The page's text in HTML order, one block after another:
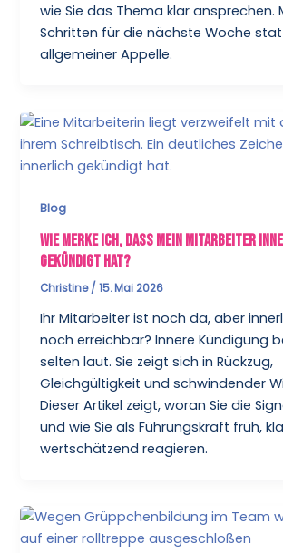
wie Sie das Thema klar ansprechen.
Schritten für die nächste Woche
allgemeiner Appelle.
Blog
Wie merke ich, dass mein Mitarbeiter
gekündigt hat?
Christine/15. Mai 2026
Ihr Mitarbeiter ist noch da, aber
noch erreichbar? Innere Kündigung
selten laut. Sie zeigt sich in Rückzug,
Gleichgültigkeit und schwindender
Dieser Artikel zeigt, woran Sie die
und wie Sie als Führungskraft früh,
wertschätzend reagieren.